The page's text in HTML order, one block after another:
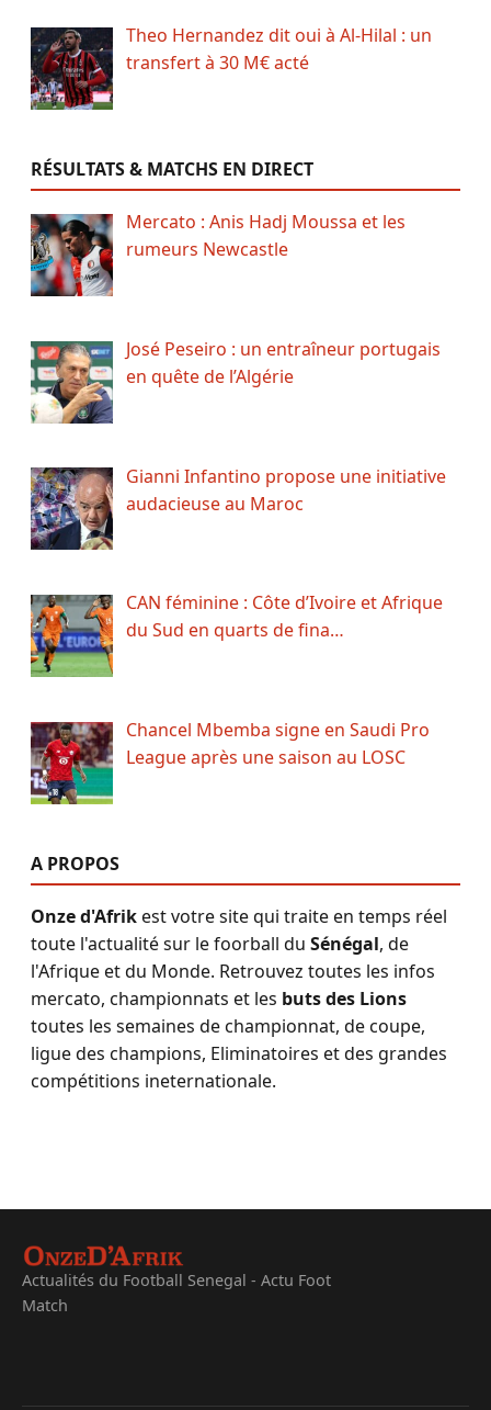
Theo Hernandez dit oui à Al-Hilal : un
transfert à 30 M€ acté
RÉSULTATS & MATCHS EN DIRECT
Mercato : Anis Hadj Moussa et les
rumeurs Newcastle
José Peseiro : un entraîneur portugais
en quête de l’Algérie
Gianni Infantino propose une initiative
audacieuse au Maroc
CAN féminine : Côte d’Ivoire et Afrique
du Sud en quarts de fina…
Chancel Mbemba signe en Saudi Pro
League après une saison au LOSC
A PROPOS
Onze d'Afrikest votre site qui traite en temps réel
toute l'actualité sur le foorball du Sénégal, de
l'Afrique et du Monde. Retrouvez toutes les infos
mercato, championnats et les buts des Lions
toutes les semaines de championnat, de coupe,
ligue des champions, Eliminatoires et des grandes
compétitions ineternationale.
Actualités du Football Senegal - Actu Foot
Match